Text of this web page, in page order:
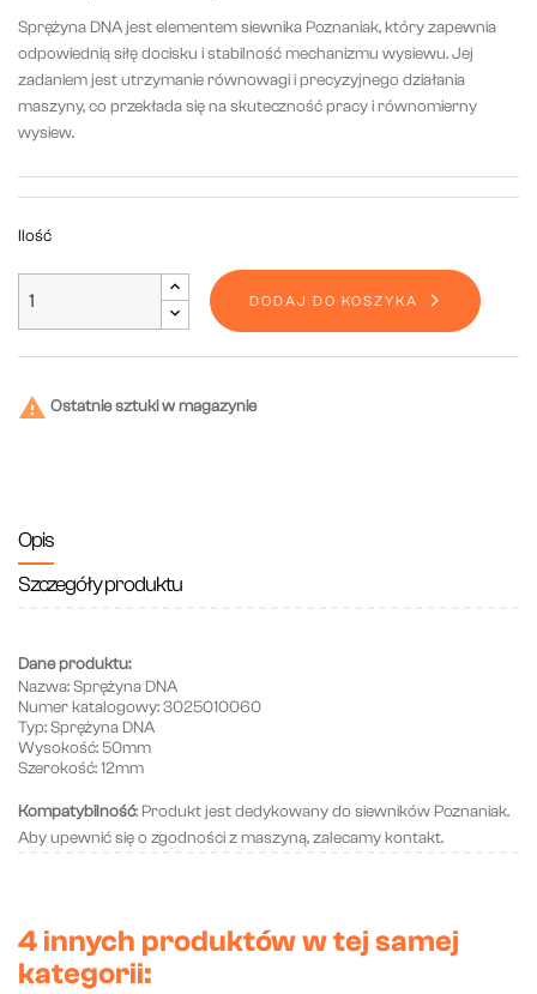
Sprężyna DNA jest elementem siewnika Poznaniak, który zapewnia
odpowiednią siłę docisku i stabilność mechanizmu wysiewu. Jej
zadaniem jest utrzymanie równowagi i precyzyjnego działania
maszyny, co przekłada się na skuteczność pracy i równomierny
wysiew.
Ilość
DODAJ DO KOSZYKA
 Ostatnie sztuki w magazynie
Opis
Szczegóły produktu
Dane produktu:
Nazwa: Sprężyna DNA
Numer katalogowy: 3025010060
Typ: Sprężyna DNA
Wysokość:50mm
Szerokość:12mm
Kompatybilność: Produkt jest dedykowany do siewników Poznaniak.
Aby upewnić się o zgodności z maszyną, zalecamy kontakt.
4 innych produktów w tej samej
kategorii: